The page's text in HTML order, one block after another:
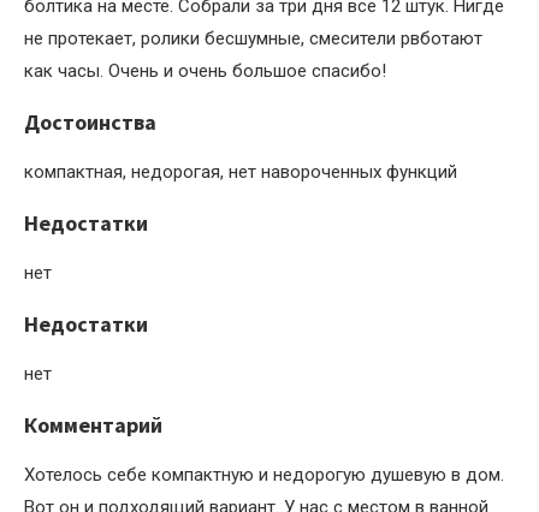
болтика на месте. Собрали за три дня все 12 штук. Нигде
не протекает, ролики бесшумные, смесители рвботают
как часы. Очень и очень большое спасибо!
Достоинства
компактная, недорогая, нет навороченных функций
Недостатки
нет
Недостатки
нет
Комментарий
Хотелось себе компактную и недорогую душевую в дом.
Вот он и подходящий вариант. У нас с местом в ванной